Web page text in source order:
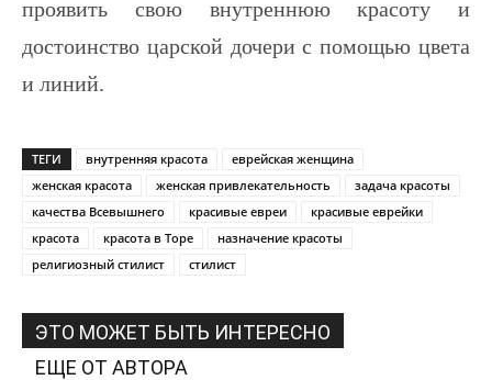
проявить свою внутреннюю красоту и
достоинство царской дочери с помощью цвета
и линий.
ТЕГИ внутренняя красота
еврейская женщина
женская красота
женская привлекательность
задача красоты
качества Всевышнего
красивые евреи
красивые еврейки
красота
красота в Торе
назначение красоты
религиозный стилист
стилист
ЭТО МОЖЕТ БЫТЬ ИНТЕРЕСНО
ЕЩЕ ОТ АВТОРА